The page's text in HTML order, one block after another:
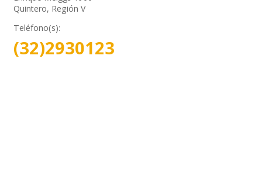
Quintero, Región V
Teléfono(s):
(32)2930123